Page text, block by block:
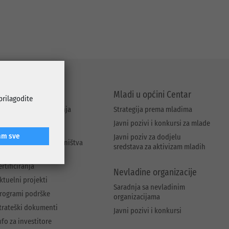
i investicije
Digitalizacija poslovanja
i
unaprjeđenje poduzetništva
projekti
podrške
dokumenti
za investitore
Mladi u općini Centar
Strategija prema mladima
Javni pozivi i konkursi za mlade
Javni poziv za dodjelu
sredstava za aktivizam mladih
Nevladine organizacije
Saradnja sa nevladinim
organizacijama
Javni pozivi i konkursi
sve